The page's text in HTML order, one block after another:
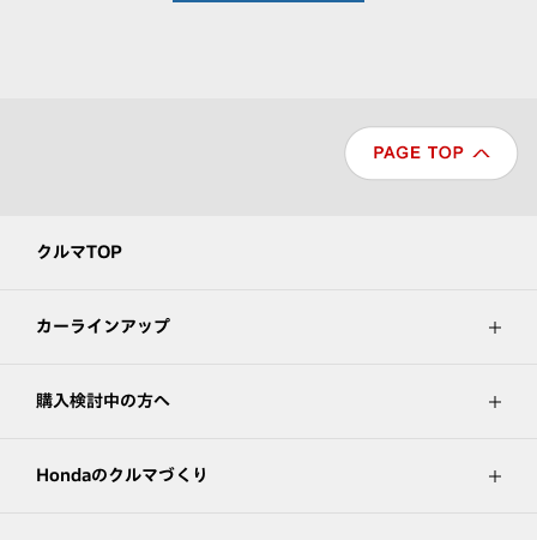
クルマTOP
カーラインアップ
購入検討中の方へ
Hondaのクルマづくり